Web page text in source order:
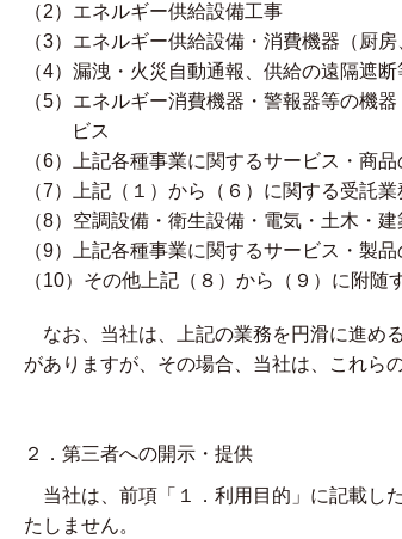
（2）エネルギー供給設備工事
（3）エネルギー供給設備・消費機器（厨
（4）漏洩・火災自動通報、供給の遠隔遮
（5）エネルギー消費機器・警報器等の機
ビス
（6）上記各種事業に関するサービス・商
（7）上記（１）から（６）に関する受託業
（8）空調設備・衛生設備・電気・土木・
（9）上記各種事業に関するサービス・製
（10）その他上記（８）から（９）に附随
なお、当社は、上記の業務を円滑に進め
がありますが、その場合、当社は、これら
２．第三者への開示・提供
当社は、前項「１．利用目的」に記載し
たしません。